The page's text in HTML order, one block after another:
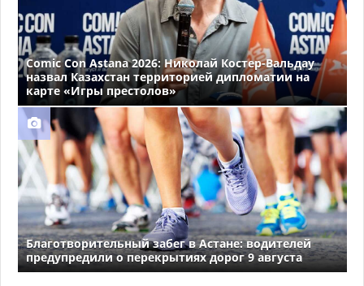
Comic Con Astana 2026: Николай Костер-Вальдау
назвал Казахстан территорией дипломатии на
карте «Игры престолов»
Благотворительный забег в Астане: водителей
предупредили о перекрытиях дорог 9 августа